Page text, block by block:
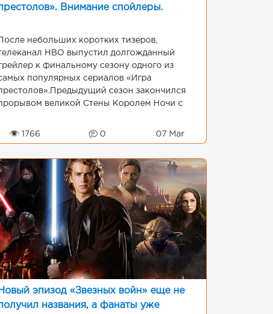
Внимание спойлеры.
После небольших коротких тизеров,
НВО выпустил долгожданный
к финальному сезону одного из
популярных сериалов «Игра
сезон закончился
великой Стены Королем Ночи с
Таргариен и Джон Сноу попытались
👁 1766 0 07 Mar
Новый эпизод «Звезных войн» еще не
названия, а фанаты уже